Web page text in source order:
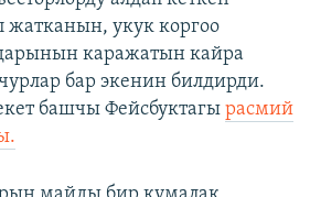
жатканын, укук коргоо
каражатын кайра
бар экенин билдирди.
башчы Фейсбуктагы расмий